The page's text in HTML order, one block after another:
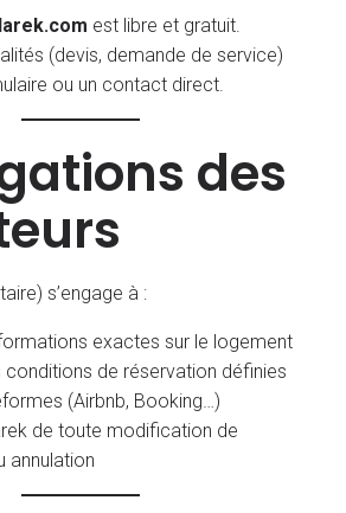
est libre et gratuit.
(devis, demande de service)
ou un contact direct.
des
s’engage à :
exactes sur le logement
conditions de réservation définies
(Airbnb, Booking…)
de toute modification de
annulation